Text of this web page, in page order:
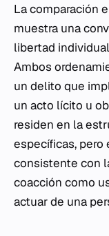
La comparación
muestra una
libertad
Ambos
un delito que
un acto lícito u
residen en la
específicas,
consistente con
coacción como
actuar de una